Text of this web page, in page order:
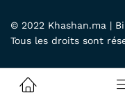
© 2022 Khashan.ma |
Tous les droits sont